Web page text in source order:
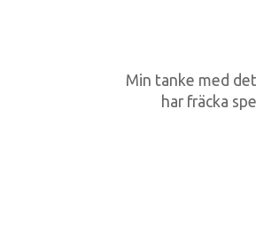
Min tanke med
har fräcka